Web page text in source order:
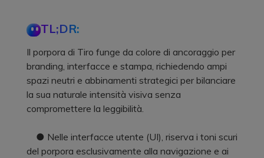
TL;DR:
Il porpora di Tiro funge da colore di ancoraggio per
branding, interfacce e stampa, richiedendo ampi
spazi neutri e abbinamenti strategici per bilanciare
la sua naturale intensità visiva senza
compromettere la leggibilità.
● Nelle interfacce utente (UI), riserva i toni scuri
del porpora esclusivamente alla navigazione e ai